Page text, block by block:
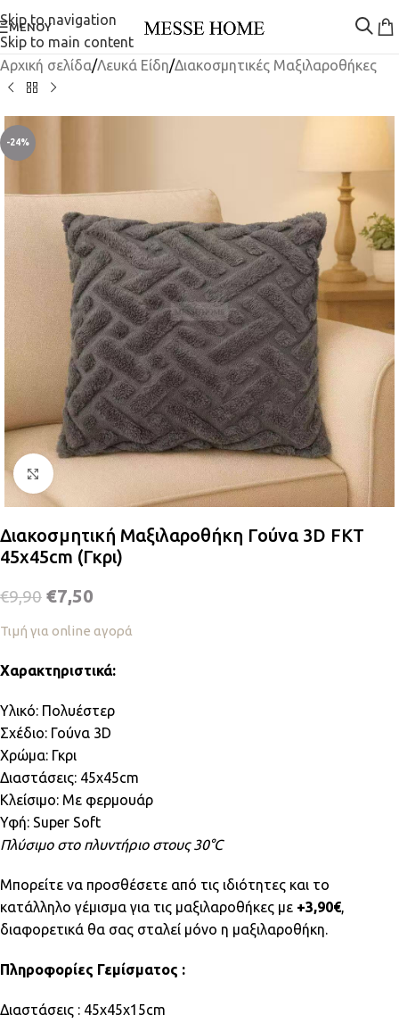
Skip to navigation
Skip to main content
ΜΕΝΟΎ
Αρχική σελίδα/Λευκά Είδη/Διακοσμητικές Μαξιλαροθήκες
-24%
Κλικ για μεγέθυνση
Διακοσμητική Μαξιλαροθήκη Γούνα 3D FKT
45x45cm (Γκρι)
€9,90 €7,50
Τιμή για online αγορά
Χαρακτηριστικά:
Υλικό: Πολυέστερ
Σχέδιο: Γούνα 3D
Χρώμα: Γκρι
Διαστάσεις: 45x45cm
Κλείσιμο: Με φερμουάρ
Υφή: Super Soft
Πλύσιμο στο πλυντήριο στους 30°C
Μπορείτε να προσθέσετε από τις ιδιότητες και το
κατάλληλο γέμισμα για τις μαξιλαροθήκες με +3,90€,
διαφορετικά θα σας σταλεί μόνο η μαξιλαροθήκη.
Πληροφορίες Γεμίσματος :
Διαστάσεις : 45x45x15cm